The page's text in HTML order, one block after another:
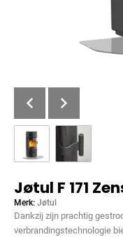
Jøtul F 171
Merk: Jøtul
Dankzij zijn prachtig
verbrandingstechnologie